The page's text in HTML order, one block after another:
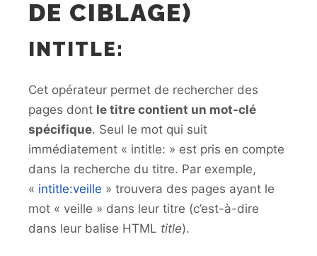
DE CIBLAGE)
INTITLE:
Cet opérateur permet de rechercher des
pages dont le titre contient un mot-clé
spécifique. Seul le mot qui suit
immédiatement « intitle: » est pris en compte
dans la recherche du titre. Par exemple,
« intitle:veille » trouvera des pages ayant le
mot « veille » dans leur titre (c’est-à-dire
dans leur balise HTML title).